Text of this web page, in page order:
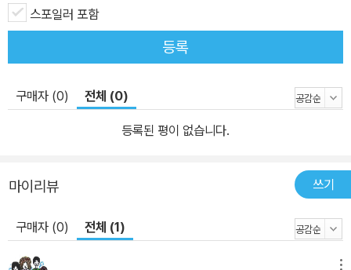
스포일러 포함
등록
구매자 (0) 전체 (0)
등록된 평이 없습니다.
마이리뷰 쓰기
구매자 (0) 전체 (1)